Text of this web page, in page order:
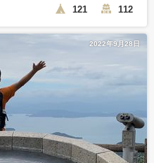
121 112
2022年9月28日